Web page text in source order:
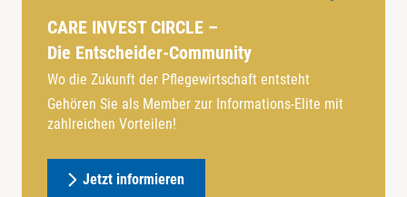
CARE INVEST CIRCLE –
Die Entscheider-Community
Wo die Zukunft der Pflegewirtschaft entsteht
Gehören Sie als Member zur Informations-Elite mit
zahlreichen Vorteilen!
Jetzt informieren